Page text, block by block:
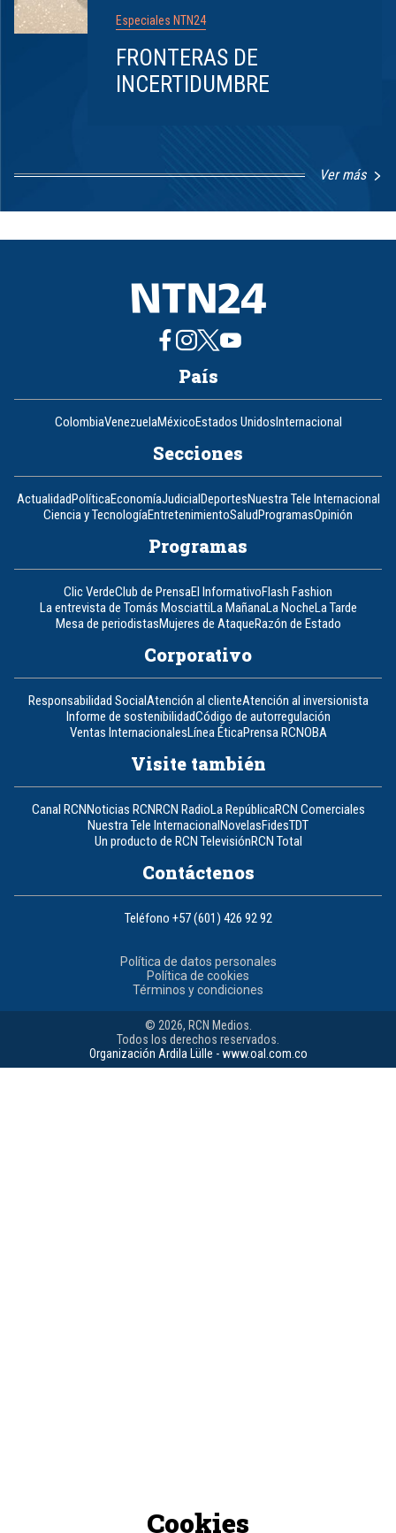
Especiales NTN24
FRONTERAS DE
INCERTIDUMBRE
Ver más
1
8
País
ColombiaVenezuelaMéxicoEstados UnidosInternacional
Secciones
ActualidadPolíticaEconomíaJudicialDeportesNuestra Tele Internacional
Ciencia y TecnologíaEntretenimientoSaludProgramasOpinión
Programas
Clic VerdeClub de PrensaEl InformativoFlash Fashion
La entrevista de Tomás MosciattiLa MañanaLa NocheLa Tarde
Mesa de periodistasMujeres de AtaqueRazón de Estado
Corporativo
Responsabilidad SocialAtención al clienteAtención al inversionista
Informe de sostenibilidadCódigo de autorregulación
Ventas InternacionalesLínea ÉticaPrensa RCNOBA
Visite también
Canal RCNNoticias RCNRCN RadioLa RepúblicaRCN Comerciales
Nuestra Tele InternacionalNovelasFidesTDT
Un producto de RCN TelevisiónRCN Total
Contáctenos
Teléfono +57 (601) 426 92 92
Política de datos personales
Política de cookies
Términos y condiciones
© 2026, RCN Medios.
Todos los derechos reservados.
Organización Ardila Lülle - www.oal.com.co
Cookies